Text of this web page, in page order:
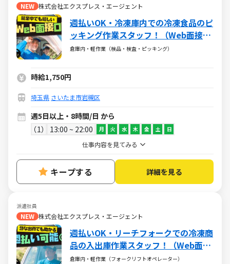
NEW 株式会社エクスプレス・エージェント
週払いOK・冷凍庫内での冷凍食品のピ
ッキング作業スタッフ！（Web面接
OK・高時給）
倉庫内・軽作業（検品・検査・ピッキング）
時給1,750円
埼玉県 さいたま市岩槻区
週5日以上・8時間/日 から
1
13:00 ~ 22:00 月 火 水 木 金 土 日
仕事内容を見てみる
キープする 詳細を見る
派遣社員
NEW 株式会社エクスプレス・エージェント
週払いOK・リーチフォークでの冷凍商
品の入出庫作業スタッフ！（Web面接
OK・週休2日）
倉庫内・軽作業（フォークリフトオペレーター）